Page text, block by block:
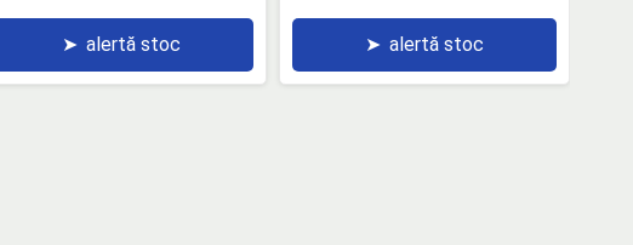
➤ alertă stoc ➤ alertă stoc